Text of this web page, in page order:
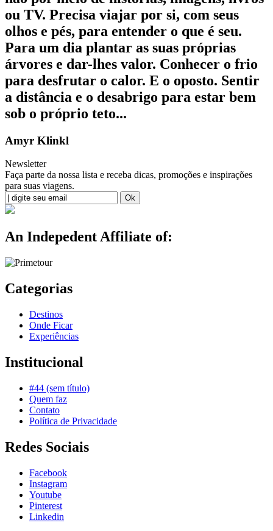
ou TV. Precisa viajar por si, com seus
olhos e pés, para entender o que é seu.
Para um dia plantar as suas próprias
árvores e dar-lhes valor. Conhecer o frio
para desfrutar o calor. E o oposto. Sentir
a distância e o desabrigo para estar bem
sob o próprio teto...
Amyr Klinkl
Newsletter
Faça parte da nossa lista e receba dicas, promoções e inspirações
para suas viagens.
An Indepedent Affiliate of:
Categorias
Destinos
Onde Ficar
Experiências
Institucional
#44 (sem título)
Quem faz
Contato
Política de Privacidade
Redes Sociais
Facebook
Instagram
Youtube
Pinterest
Linkedin